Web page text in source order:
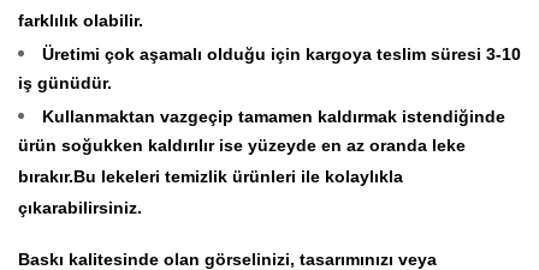
farklılık olabilir.
Üretimi çok aşamalı olduğu için kargoya teslim süresi 3-10
iş günüdür.
Kullanmaktan vazgeçip tamamen kaldırmak istendiğinde
ürün soğukken kaldırılır ise yüzeyde en az oranda leke
bırakır.Bu lekeleri temizlik ürünleri ile kolaylıkla
çıkarabilirsiniz.
Baskı kalitesinde olan görselinizi, tasarımınızı veya